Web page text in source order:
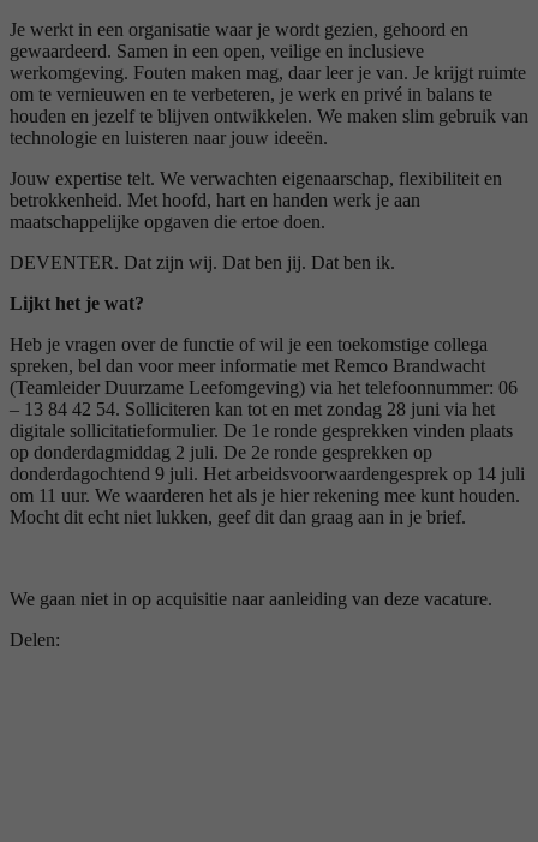
Je werkt in een organisatie waar je wordt gezien, gehoord en
gewaardeerd. Samen in een open, veilige en inclusieve
werkomgeving. Fouten maken mag, daar leer je van. Je krijgt ruimte
om te vernieuwen en te verbeteren, je werk en privé in balans te
houden en jezelf te blijven ontwikkelen. We maken slim gebruik van
technologie en luisteren naar jouw ideeën.
Jouw expertise telt. We verwachten eigenaarschap, flexibiliteit en
betrokkenheid. Met hoofd, hart en handen werk je aan
maatschappelijke opgaven die ertoe doen.
DEVENTER. Dat zijn wij. Dat ben jij. Dat ben ik.
Lijkt het je wat?
Heb je vragen over de functie of wil je een toekomstige collega
spreken, bel dan voor meer informatie met Remco Brandwacht
(Teamleider Duurzame Leefomgeving) via het telefoonnummer: 06
– 13 84 42 54. Solliciteren kan tot en met zondag 28 juni via het
digitale sollicitatieformulier. De 1e ronde gesprekken vinden plaats
op donderdagmiddag 2 juli. De 2e ronde gesprekken op
donderdagochtend 9 juli. Het arbeidsvoorwaardengesprek op 14 juli
om 11 uur. We waarderen het als je hier rekening mee kunt houden.
Mocht dit echt niet lukken, geef dit dan graag aan in je brief.
We gaan niet in op acquisitie naar aanleiding van deze vacature.
Delen: